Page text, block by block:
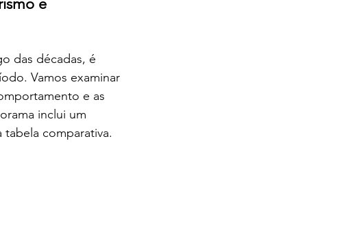
das décadas, é
Vamos examinar
e as
inclui um
comparativa.